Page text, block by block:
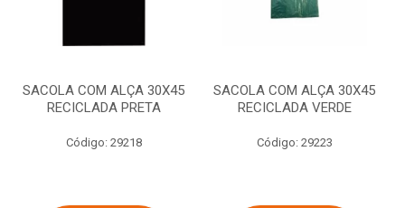
SACOLA COM ALÇA 30X45
RECICLADA PRETA
Código: 29218
SACOLA COM ALÇA 30X45
RECICLADA VERDE
Código: 29223